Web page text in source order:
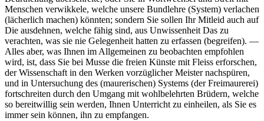
Menschen verwikkele, welche unsere Bundlehre (System) verlachen
(lächerlich machen) könnten; sondern Sie sollen Ihr Mitleid auch auf
Die ausdehnen, welche fähig sind, aus Unwissenheit Das zu
verachten, was sie nie Gelegenheit hatten zu erfassen (begreifen). —
Alles aber, was Ihnen im Allgemeinen zu beobachten empfohlen
wird, ist, dass Sie bei Musse die freien Künste mit Fleiss erforschen,
der Wissenschaft in den Werken vorzüglicher Meister nachspüren,
und in Untersuchung des (maurerischen) Systems (der Freimaurerei)
fortschreiten durch den Umgang mit wohlbelehrten Brüdern, welche
so bereitwillig sein werden, Ihnen Unterricht zu einheilen, als Sie es
immer sein können, ihn zu empfangen.